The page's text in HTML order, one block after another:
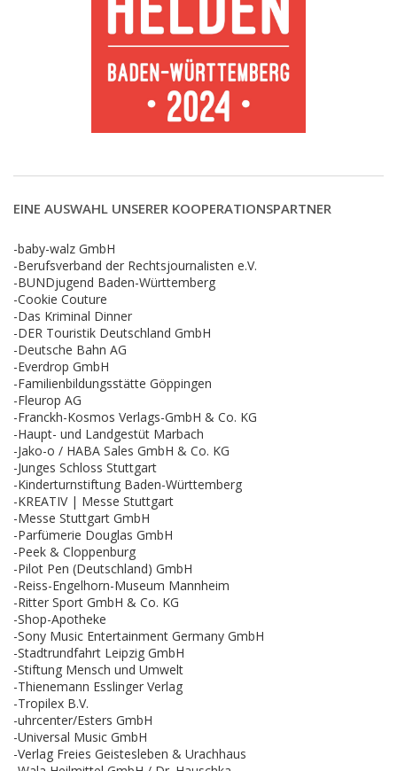
EINE AUSWAHL UNSERER KOOPERATIONSPARTNER
-baby-walz GmbH
-Berufsverband der Rechtsjournalisten e.V.
-BUNDjugend Baden-Württemberg
-Cookie Couture
-Das Kriminal Dinner
-DER Touristik Deutschland GmbH
-Deutsche Bahn AG
-Everdrop GmbH
-Familienbildungsstätte Göppingen
-Fleurop AG
-Franckh-Kosmos Verlags-GmbH & Co. KG
-Haupt- und Landgestüt Marbach
-Jako-o / HABA Sales GmbH & Co. KG
-Junges Schloss Stuttgart
-Kinderturnstiftung Baden-Württemberg
-KREATIV | Messe Stuttgart
-Messe Stuttgart GmbH
-Parfümerie Douglas GmbH
-Peek & Cloppenburg
-Pilot Pen (Deutschland) GmbH
-Reiss-Engelhorn-Museum Mannheim
-Ritter Sport GmbH & Co. KG
-Shop-Apotheke
-Sony Music Entertainment Germany GmbH
-Stadtrundfahrt Leipzig GmbH
-Stiftung Mensch und Umwelt
-Thienemann Esslinger Verlag
-Tropilex B.V.
-uhrcenter/Esters GmbH
-Universal Music GmbH
-Verlag Freies Geistesleben & Urachhaus